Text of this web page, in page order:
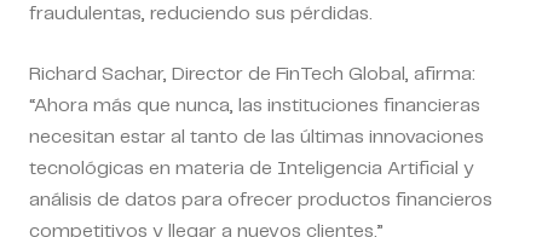
fraudulentas, reduciendo sus pérdidas.
Richard Sachar, Director de FinTech Global, afirma:
“Ahora más que nunca, las instituciones financieras
necesitan estar al tanto de las últimas innovaciones
tecnológicas en materia de Inteligencia Artificial y
análisis de datos para ofrecer productos financieros
competitivos y llegar a nuevos clientes.”